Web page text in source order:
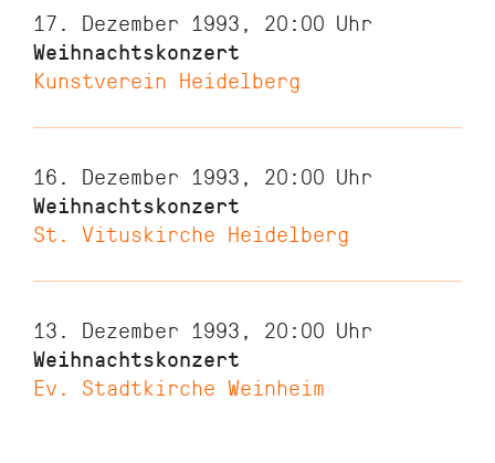
17. Dezember 1993, 20:00 Uhr
Weihnachtskonzert
Kunstverein Heidelberg
16. Dezember 1993, 20:00 Uhr
Weihnachtskonzert
St. Vituskirche Heidelberg
13. Dezember 1993, 20:00 Uhr
Weihnachtskonzert
Ev. Stadtkirche Weinheim